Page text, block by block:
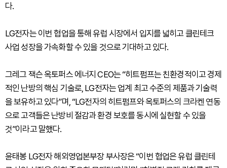
다.
LG전자는 이번 협업을 통해 유럽 시장에서 입지를 넓히고 클린테크
사업 성장을 가속화할 수 있을 것으로 기대하고 있다.
그레그 잭슨 옥토퍼스 에너지 CEO는 “히트펌프는 친환경적이고 경제
적인 난방의 핵심 기술로, LG전자는 업계 최고 수준의 제품과 기술력
을 보유하고 있다”며, “LG전자의 히트펌프와 옥토퍼스의 크라켄 연동
으로 고객들은 난방비 절감과 환경 보호를 동시에 실현할 수 있을
것”이라고 말했다.
윤태봉 LG전자 해외영업본부장 부사장은 “이번 협업은 유럽 클린테